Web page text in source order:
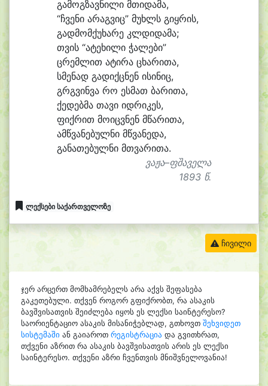
გამოგზავნილი მთიდამა,
“ჩვენი არაგვიც” მუხლს გიყრის,
გადმომქუხარე კლდიდამა;
თვის “ატეხილი ჭალები”
ცრემლით ატირა ცხარითა,
სმენად გადიქცნენ ისინიც,
გრგვინვა რო ესმათ ბარითა,
ქედებმა თავი იდრიკეს,
ფიქრით მოიცვნენ მწარითა,
ამწვანებულნი მწვანედა,
განათებულნი მთვარითა.
ვაჟა–ფშაველა
1893 წ.
ლექსები საქართველოზე
ჩივილი
ჯერ არცერთ მომხამრებელს არა აქვს შეფასება
გაკეთებული. თქვენ როგორ გფიქრობთ, რა ასაკის
ბავშვისათვის შეიძლება იყოს ეს ლექსი საინტერესო?
საორიენტაციო ასაკის მისანიჭებლად, გთხოვთ შეხვიდეთ
სისტემაში ან გაიაროთ რეგისტრაცია და გვითხრათ,
თქვენი აზრით რა ასაკის ბავშვისათვის არის ეს ლექსი
საინტერესო. თქვენი აზრი ჩვენთვის მნიშვნელოვანია!